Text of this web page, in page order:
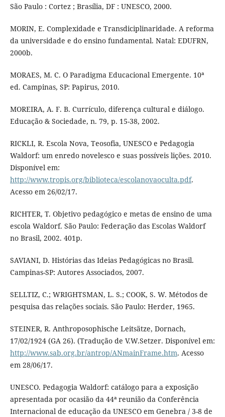
São Paulo : Cortez ; Brasília, DF : UNESCO, 2000.
MORIN, E. Complexidade e Transdiciplinaridade. A reforma
da universidade e do ensino fundamental. Natal: EDUFRN,
2000b.
MORAES, M. C. O Paradigma Educacional Emergente. 10ª
ed. Campinas, SP: Papirus, 2010.
MOREIRA, A. F. B. Currículo, diferença cultural e diálogo.
Educação & Sociedade, n. 79, p. 15-38, 2002.
RICKLI, R. Escola Nova, Teosofia, UNESCO e Pedagogia
Waldorf: um enredo novelesco e suas possíveis lições. 2010.
Disponível em:
http://www.tropis.org/biblioteca/escolanovaoculta.pdf.
Acesso em 26/02/17.
RICHTER, T. Objetivo pedagógico e metas de ensino de uma
escola Waldorf. São Paulo: Federação das Escolas Waldorf
no Brasil, 2002. 401p.
SAVIANI, D. Histórias das Ideias Pedagógicas no Brasil.
Campinas-SP: Autores Associados, 2007.
SELLTIZ, C.; WRIGHTSMAN, L. S.; COOK, S. W. Métodos de
pesquisa das relações sociais. São Paulo: Herder, 1965.
STEINER, R. Anthroposophische Leitsätze, Dornach,
17/02/1924 (GA 26). (Tradução de V.W.Setzer. Disponível em:
http://www.sab.org.br/antrop/ANmainFrame.htm. Acesso
em 28/06/17.
UNESCO. Pedagogia Waldorf: catálogo para a exposição
apresentada por ocasião da 44ª reunião da Conferência
Internacional de educação da UNESCO em Genebra / 3-8 de